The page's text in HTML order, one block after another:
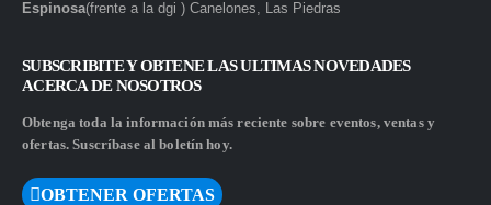
Espinosa(frente a la dgi ) Canelones, Las Piedras
SUBSCRIBITE Y OBTENE LAS ULTIMAS NOVEDADES
ACERCA DE NOSOTROS
Obtenga toda la información más reciente sobre eventos, ventas y
ofertas. Suscríbase al boletín hoy.
OBTENER OFERTAS